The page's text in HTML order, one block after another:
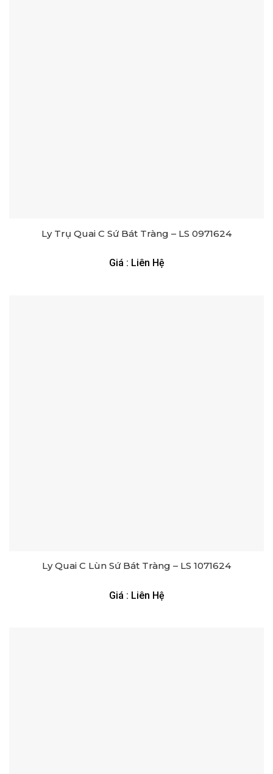
Ly Trụ Quai C Sứ Bát Tràng – LS 0971624
Giá : Liên Hệ
Ly Quai C Lùn Sứ Bát Tràng – LS 1071624
Giá : Liên Hệ